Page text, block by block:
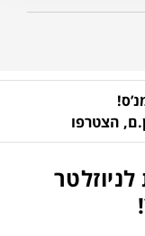
הצטרפו